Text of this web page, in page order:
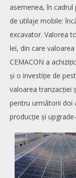
asemenea, în
de utilaje mobile:
excavator. Valorea
lei, din care
CEMACON a
și o investiție de
valoarea tranzacției
pentru următorii doi
producție și